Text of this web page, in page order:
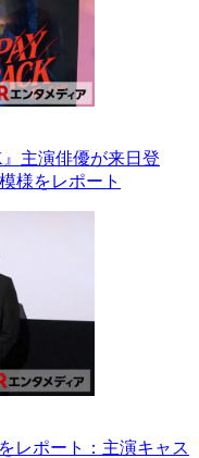
』主演俳優が来日登
様をレポート
レポート：主演キャス